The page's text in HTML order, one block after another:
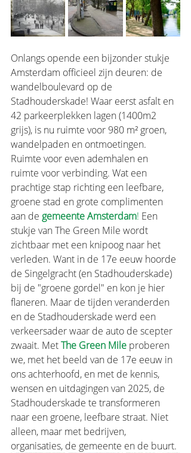
Onlangs opende een bijzonder stukje
Amsterdam officieel zijn deuren: de
wandelboulevard op de
Stadhouderskade! Waar eerst asfalt en
42 parkeerplekken lagen (1400m2
grijs), is nu ruimte voor 980 m² groen,
wandelpaden en ontmoetingen.
Ruimte voor even ademhalen en
ruimte voor verbinding. Wat een
prachtige stap richting een leefbare,
groene stad en grote complimenten
aan de gemeente Amsterdam! Een
stukje van The Green Mile wordt
zichtbaar met een knipoog naar het
verleden. Want in de 17e eeuw hoorde
de Singelgracht (en Stadhouderskade)
bij de "groene gordel" en kon je hier
flaneren. Maar de tijden veranderden
en de Stadhouderskade werd een
verkeersader waar de auto de scepter
zwaait. Met The Green Mile proberen
we, met het beeld van de 17e eeuw in
ons achterhoofd, en met de kennis,
wensen en uitdagingen van 2025, de
Stadhouderskade te transformeren
naar een groene, leefbare straat. Niet
alleen, maar met bedrijven,
organisaties, de gemeente en de buurt.